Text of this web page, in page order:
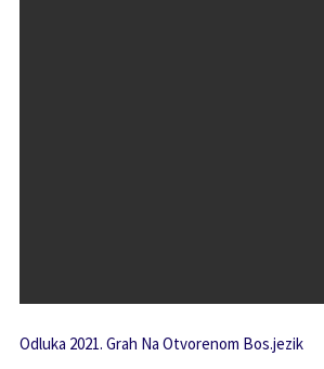
Odluka 2021. Grah Na Otvorenom Bos.jezik